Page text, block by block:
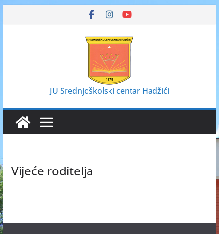
JU Srednjoškolski centar Hadžići
Vijeće roditelja